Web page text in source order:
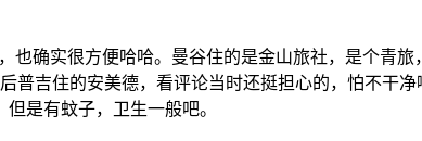
也确实很方便哈哈。曼谷住的是金山旅社，是个青旅
普吉住的安美德，看评论当时还挺担心的，怕不干
是有蚊子，卫生一般吧。